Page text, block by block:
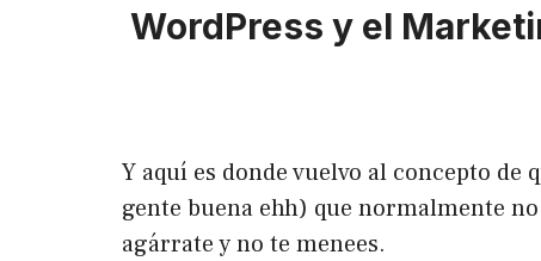
WordPress y el
Y aquí es donde vuelvo al concepto de
gente buena ehh) que normalmente
agárrate y no te menees.